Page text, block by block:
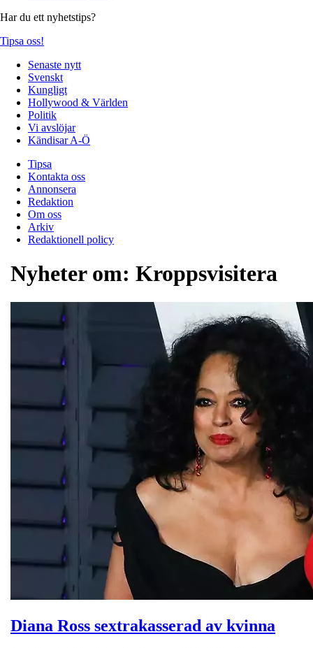
Har du ett nyhetstips?
Tipsa oss!
Senaste nytt
Svenskt
Kungligt
Hollywood & Världen
Politik
Vi avslöjar
Kändisar A-Ö
Tipsa
Kontakta oss
Annonsera
Redaktion
Om oss
Arkiv
Redaktionell policy
Nyheter om: Kroppsvisitera
Diana Ross sextrakasserad av kvinna